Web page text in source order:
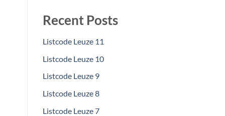
Recent Posts
Listcode Leuze 11
Listcode Leuze 10
Listcode Leuze 9
Listcode Leuze 8
Listcode Leuze 7